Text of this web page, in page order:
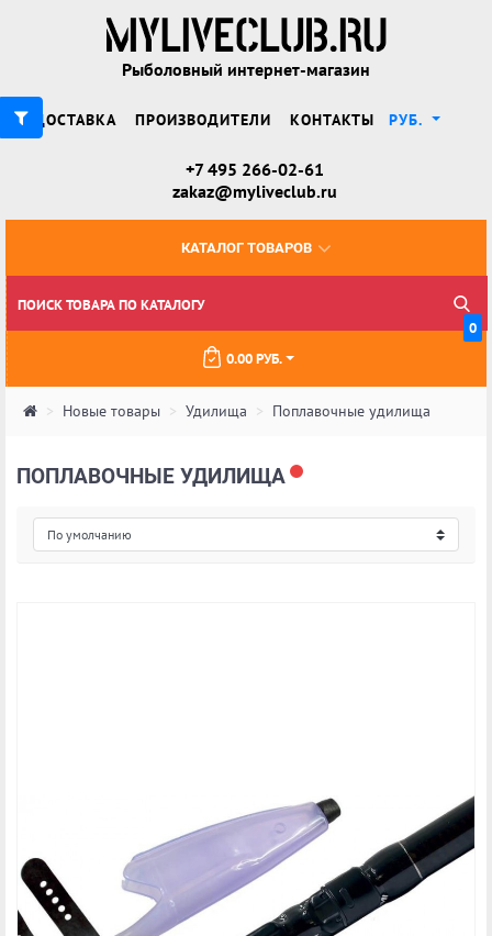
Рыболовный интернет-магазин
ДОСТАВКА ПРОИЗВОДИТЕЛИ КОНТАКТЫ РУБ.
+7 495 266-02-61
zakaz@myliveclub.ru
КАТАЛОГ ТОВАРОВ
0
0.00 РУБ.
Новые товары Удилища Поплавочные удилища
ПОПЛАВОЧНЫЕ УДИЛИЩА